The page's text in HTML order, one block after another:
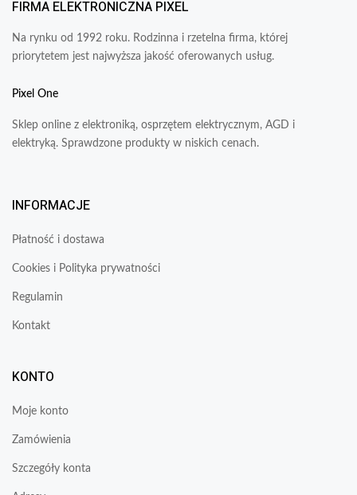
FIRMA ELEKTRONICZNA PIXEL
Na rynku od 1992 roku. Rodzinna i rzetelna firma, której
priorytetem jest najwyższa jakość oferowanych usług.
Pixel One
Sklep online z elektroniką, osprzętem elektrycznym, AGD i
elektryką. Sprawdzone produkty w niskich cenach.
INFORMACJE
Płatność i dostawa
Cookies i Polityka prywatności
Regulamin
Kontakt
KONTO
Moje konto
Zamówienia
Szczegóły konta